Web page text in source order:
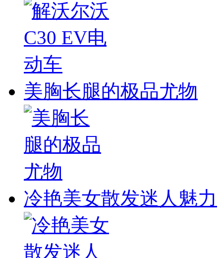
美胸长腿的极品尤物
冷艳美女散发迷人魅力